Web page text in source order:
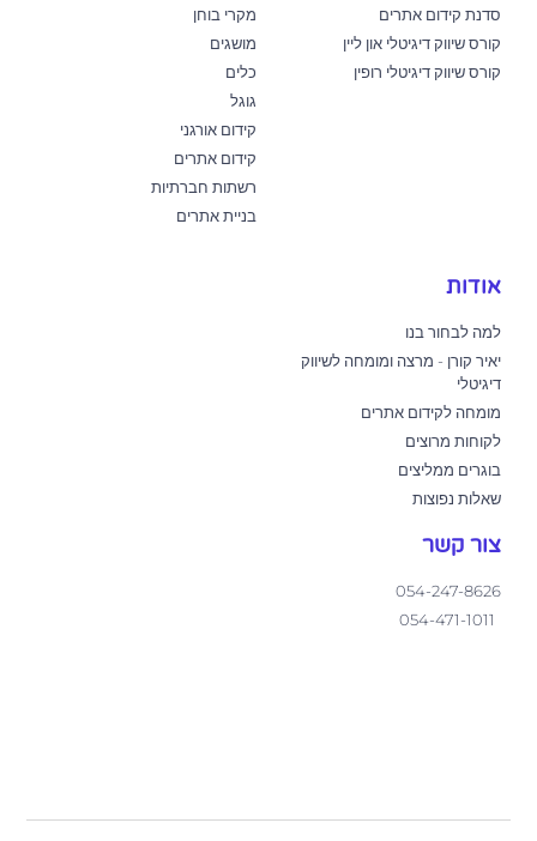
סדנת קידום אתרים
קורס שיווק דיגיטלי און ליין
קורס שיווק דיגיטלי רופין
מקרי בוחן
מושגים
כלים
גוגל
קידום אורגני
קידום אתרים
רשתות חברתיות
בניית אתרים
אודות
למה לבחור בנו
יאיר קורן - מרצה ומומחה לשיווק
דיגיטלי
מומחה לקידום אתרים
לקוחות מרוצים
בוגרים ממליצים
שאלות נפוצות
צור קשר
054-247-8626
054-471-1011